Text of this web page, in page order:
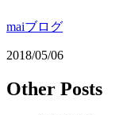
maiブログ
2018/05/06
Other Posts